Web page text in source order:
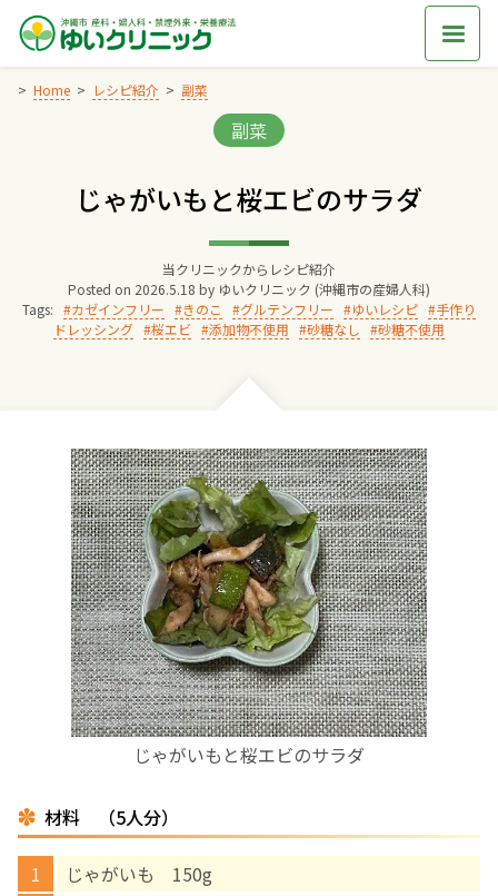
Skip
content
Home レシピ紹介 副菜
Categories:
副菜
じゃがいもと桜エビのサラダ
当クリニックからレシピ紹介
Posted on 2026.5.18 by ゆいクリニック (沖縄市の産婦人科)
Tags:
カゼインフリー きのこ グルテンフリー ゆいレシピ
手作り
ドレッシング
桜エビ 添加物不使用 砂糖なし 砂糖不使用
じゃがいもと桜エビのサラダ
材料 （5人分）
じゃがいも 150g
院長からのごあいさつ
妊婦健診
お産について
親と子の結びつき支援
母乳育児
予防接種
‘さんルーム’ でさまざまな講座・クラス